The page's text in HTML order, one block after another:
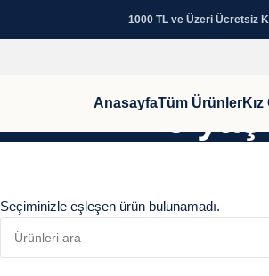
1000 TL ve Üzeri Ücretsiz
AnasayfaTüm Ürünler
6 yaş
Seçiminizle eşleşen ürün bulunamadı.